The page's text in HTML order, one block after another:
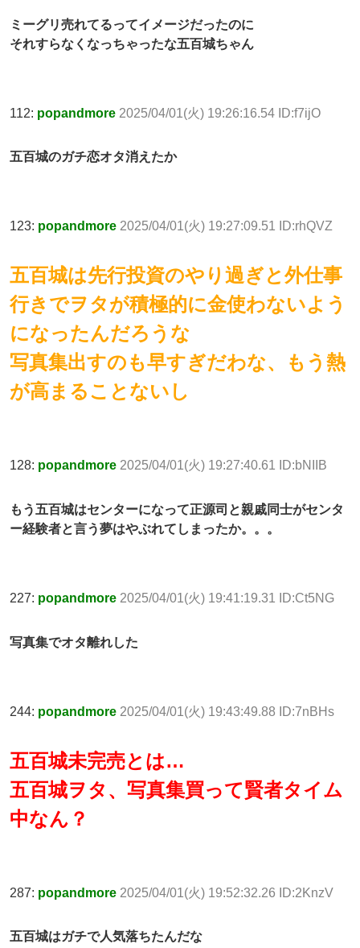
ミーグリ売れてるってイメージだったのに
それすらなくなっちゃったな五百城ちゃん
112: popandmore 2025/04/01(火) 19:26:16.54 ID:f7ijO
五百城のガチ恋オタ消えたか
123: popandmore 2025/04/01(火) 19:27:09.51 ID:rhQVZ
五百城は先行投資のやり過ぎと外仕事
行きでヲタが積極的に金使わないよう
になったんだろうな
写真集出すのも早すぎだわな、もう熱
が高まることないし
128: popandmore 2025/04/01(火) 19:27:40.61 ID:bNIIB
もう五百城はセンターになって正源司と親戚同士がセンタ
ー経験者と言う夢はやぶれてしまったか。。。
227: popandmore 2025/04/01(火) 19:41:19.31 ID:Ct5NG
写真集でオタ離れした
244: popandmore 2025/04/01(火) 19:43:49.88 ID:7nBHs
五百城未完売とは…
五百城ヲタ、写真集買って賢者タイム
中なん？
287: popandmore 2025/04/01(火) 19:52:32.26 ID:2KnzV
五百城はガチで人気落ちたんだな